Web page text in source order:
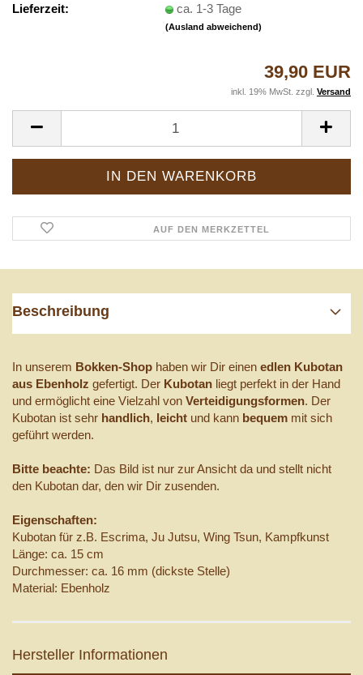
Lieferzeit:
ca. 1-3 Tage
(Ausland abweichend)
39,90 EUR
inkl. 19% MwSt. zzgl. Versand
AUF DEN MERKZETTEL
Beschreibung
In unserem Bokken-Shop haben wir Dir einen edlen Kubotan
aus Ebenholz gefertigt. Der Kubotan liegt perfekt in der Hand
und ermöglicht eine Vielzahl von Verteidigungsformen. Der
Kubotan ist sehr handlich, leicht und kann bequem mit sich
geführt werden.
Bitte beachte: Das Bild ist nur zur Ansicht da und stellt nicht
den Kubotan dar, den wir Dir zusenden.
Eigenschaften:
Kubotan für z.B. Escrima, Ju Jutsu, Wing Tsun, Kampfkunst
Länge: ca. 15 cm
Durchmesser: ca. 16 mm (dickste Stelle)
Material: Ebenholz
Hersteller Informationen